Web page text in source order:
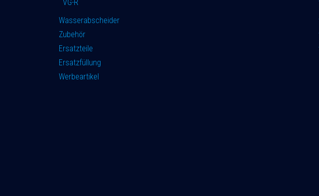
VG-R
Wasserabscheider
Zubehör
Ersatzteile
Ersatzfüllung
Werbeartikel